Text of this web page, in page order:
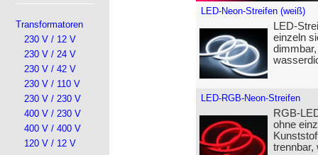
Transformatoren
230 V / 12 V
230 V / 24 V
230 V / 42 V
230 V / 110 V
230 V / 230 V
400 V / 230 V
400 V / 400 V
120 V / 12 V
LED-Neon-Streifen (weiß)
LED-
einzeln
LED-RGB-Neon-Streifen
RGB-
ohne
trennbar,